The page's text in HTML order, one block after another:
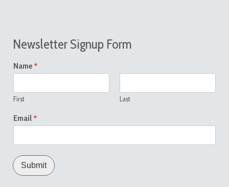
Newsletter Signup Form
Name *
First Last
Email *
Submit